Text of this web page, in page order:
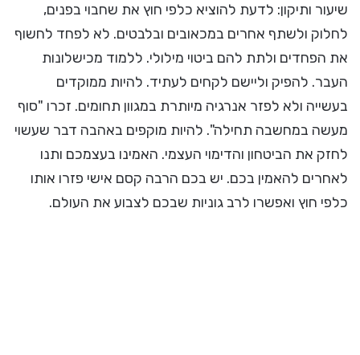
שיעור ותיקון: לדעת להוציא כלפי חוץ את שחבוי בפנים,
לחלוק ולשתף אחרים במכאובים ובלבטים. לא לפחד לחשוף
את הפחדים ולתת להם ביטוי מילולי. ללמוד מכישלונות
העבר. להפיק וליישם לקחים לעתיד. להיות ממוקדים
בעשייה ולא לפזר אנרגיה מיותרת במגוון תחומים. זכרו "סוף
מעשה במחשבה תחילה". להיות מוקפים באהבה דבר שעשוי
לחזק את הביטחון והדימוי העצמי. האמינו בעצמכם ותנו
לאחרים להאמין בכם. יש בכם הרבה קסם אישי פזרו אותו
כלפי חוץ ואפשרו לרב גוניות שבכם לצבוע את העולם.